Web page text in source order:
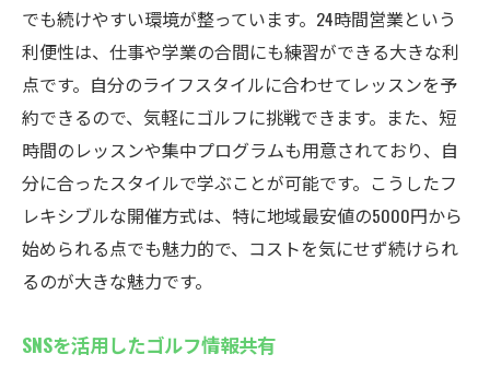
でも続けやすい環境が整っています。24時間営業という
利便性は、仕事や学業の合間にも練習ができる大きな利
点です。自分のライフスタイルに合わせてレッスンを予
約できるので、気軽にゴルフに挑戦できます。また、短
時間のレッスンや集中プログラムも用意されており、自
分に合ったスタイルで学ぶことが可能です。こうしたフ
レキシブルな開催方式は、特に地域最安値の5000円から
始められる点でも魅力的で、コストを気にせず続けられ
るのが大きな魅力です。
SNSを活用したゴルフ情報共有